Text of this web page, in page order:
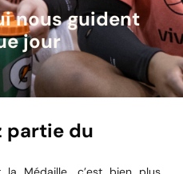
nous guident
jour
partie du